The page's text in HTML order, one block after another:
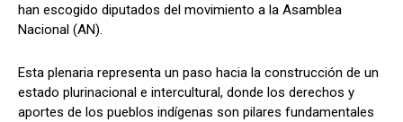
han escogido diputados del movimiento a la Asamblea
Nacional (AN).
Esta plenaria representa un paso hacia la construcción de un
estado plurinacional e intercultural, donde los derechos y
aportes de los pueblos indígenas son pilares fundamentales